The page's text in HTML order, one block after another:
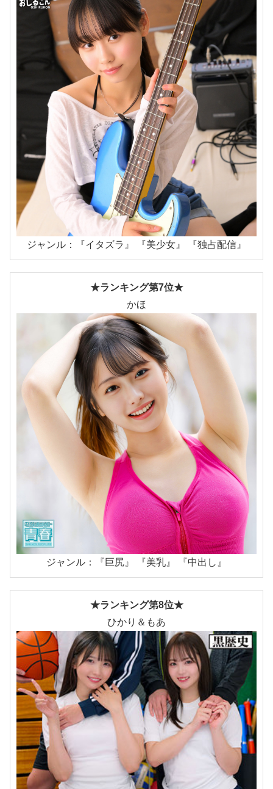
ジャンル：『イタズラ』 『美少女』 『独占配信』
★ランキング第7位★
かほ
ジャンル：『巨尻』 『美乳』 『中出し』
★ランキング第8位★
ひかり＆もあ